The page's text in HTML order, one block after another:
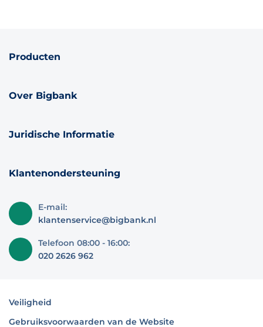
Producten
Over Bigbank
Juridische Informatie
Klantenondersteuning
E-mail:
klantenservice@bigbank.nl
Telefoon 08:00 - 16:00:
020 2626 962
Veiligheid
Gebruiksvoorwaarden van de Website